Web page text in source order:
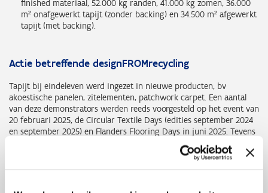
finished materiaal, 52.000 kg randen, 41.000 kg zomen, 36.000
m² onafgewerkt tapijt (zonder backing) en 34.500 m² afgewerkt
tapijt (met backing).
Actie betreffende designFROMrecycling
Tapijt bij eindeleven werd ingezet in nieuwe producten, bv
akoestische panelen, zitelementen, patchwork carpet. Een aantal
van deze demonstrators werden reeds voorgesteld op het event van
20 februari 2025, de Circular Textile Days (edities september 2024
en september 2025) en Flanders Flooring Days in juni 2025. Tevens
wordt de route van beprinten en herverven van end-of-life tapijt